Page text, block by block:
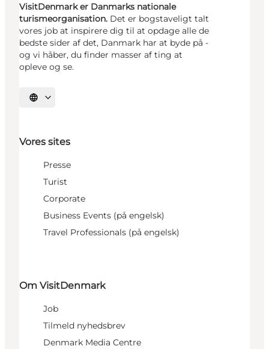
VisitDenmark er Danmarks nationale
turismeorganisation. Det er bogstaveligt talt
vores job at inspirere dig til at opdage alle de
bedste sider af det, Danmark har at byde på -
og vi håber, du finder masser af ting at
opleve og se.
Vælg sprog
Vores sites
Presse
Turist
Corporate
Business Events (på engelsk)
Travel Professionals (på engelsk)
Om VisitDenmark
Job
Tilmeld nyhedsbrev
Denmark Media Centre